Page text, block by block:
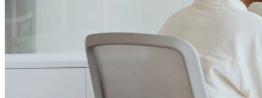
Canal de Ética
Código Corporativo de Conduta Ética
Compromisso com o Meio Ambiente
Educação Financeira
Ouvidoria